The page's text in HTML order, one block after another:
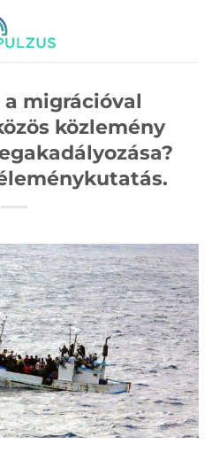
migrációval
közlemény